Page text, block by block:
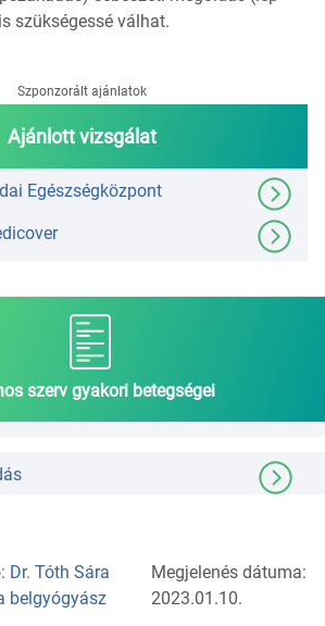
szükségessé válhat.
Ajánlott vizsgálat
Szponzorált ajánlatok
Egészségközpont
szerv gyakori betegségei
Dr. Tóth Sára
belgyógyász
Megjelenés dátuma:
2023.01.10.